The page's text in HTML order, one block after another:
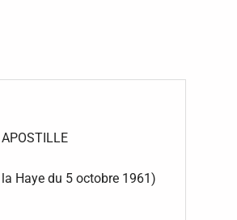
APOSTILLE
Haye du 5 octobre 1961)